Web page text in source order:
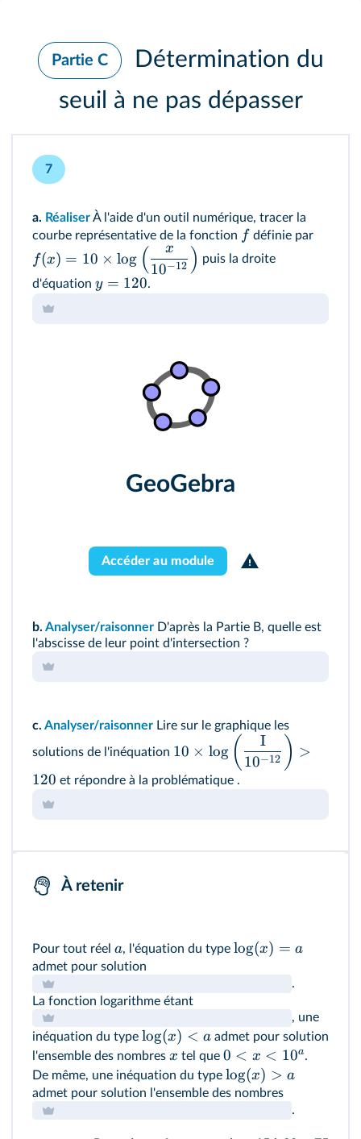
Partie C
Détermination du
seuil à ne pas dépasser
7
a. RéaliserÀ l'aide d'un outil numérique, tracer la
courbe représentative de la fonction f définie par
f(x) = 10 × log (10−12
x ) puis la droite
d'équation y = 120.
GeoGebra
Accéder au module
b. Analyser/raisonner D'après la Partie B, quelle est
l'abscisse de leur point d'intersection ?
c. Analyser/raisonner Lire sur le graphique les
solutions de l'inéquation 10 × log ( 10−12
I ) >
120 et répondre à la problématique .
À retenir
Pour tout réel a, l'équation du type log(x) = a
admet pour solution
.
La fonction logarithme étant
, une
inéquation du type log(x) < a admet pour solution
l'ensemble des nombres x tel que 0 < x < 10a.
De même, une inéquation du type log(x) > a
admet pour solution l'ensemble des nombres
.